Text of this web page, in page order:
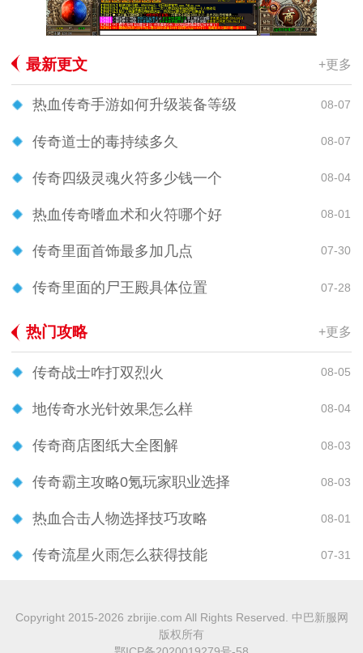
最新更文 +更多
热血传奇手游如何升级装备等级 08-07
传奇道士的毒持续多久 08-07
传奇四级灵魂火符多少钱一个 08-04
热血传奇嗜血术和火符哪个好 08-01
传奇里面首饰最多加几点 07-30
传奇里面的尸王殿具体位置 07-28
热门攻略 +更多
传奇战士咋打双烈火 08-05
地传奇水光针效果怎么样 08-04
传奇商店图纸大全图解 08-03
传奇霸主攻略0氪玩家职业选择 08-03
热血合击人物选择技巧攻略 08-01
传奇流星火雨怎么获得技能 07-31
Copyright 2015-2026 zbrijie.com All Rights Reserved. 中巴新服网
版权所有